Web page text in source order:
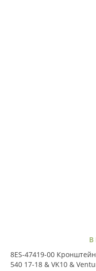
В
8ES-47419-00
540 17-18 & VK10 &